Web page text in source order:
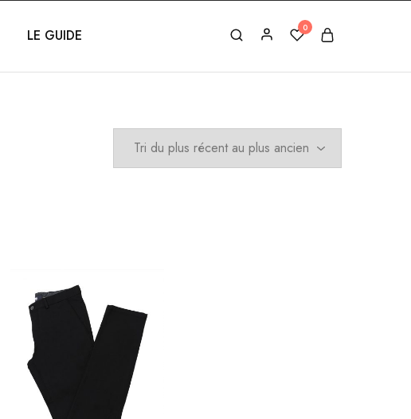
LE GUIDE 0